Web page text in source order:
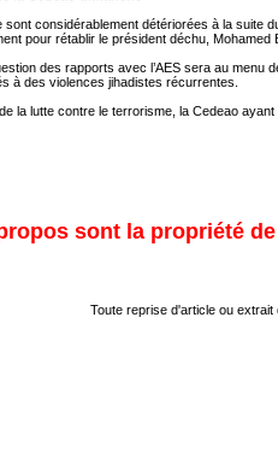
sont considérablement détériorées à la suite
pour rétablir le président déchu,
des rapports avec l’AES sera au
à des violences jihadistes récurrentes.
la lutte contre le terrorisme, la Cedeao
sont la propriété
Toute reprise d'article ou